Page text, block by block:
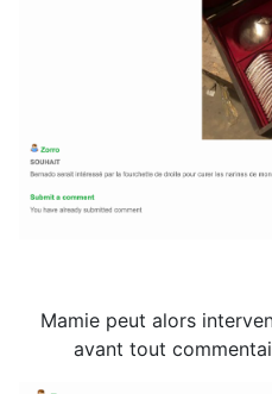
Mamie peut alors
avant tout